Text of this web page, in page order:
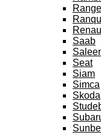
Saab
Seat
Siam
Simca
Skoda